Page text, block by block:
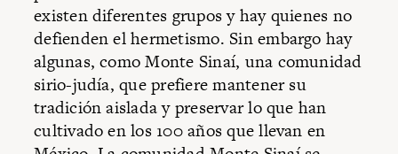
existen diferentes grupos y hay quienes no
defienden el hermetismo. Sin embargo hay
algunas, como Monte Sinaí, una comunidad
sirio-judía, que prefiere mantener su
tradición aislada y preservar lo que han
cultivado en los 100 años que llevan en